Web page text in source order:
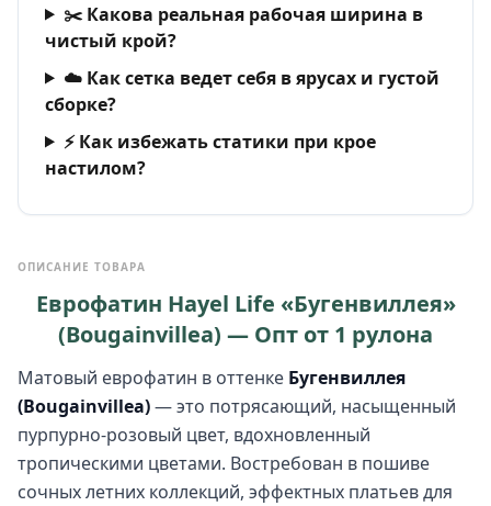
✂️ Какова реальная рабочая ширина в
чистый крой?
☁️ Как сетка ведет себя в ярусах и густой
сборке?
⚡ Как избежать статики при крое
настилом?
ОПИСАНИЕ ТОВАРА
Еврофатин Hayel Life «Бугенвиллея»
(Bougainvillea) — Опт от 1 рулона
Матовый еврофатин в оттенке Бугенвиллея
(Bougainvillea)— это потрясающий, насыщенный
пурпурно-розовый цвет, вдохновленный
тропическими цветами. Востребован в пошиве
сочных летних коллекций, эффектных платьев для